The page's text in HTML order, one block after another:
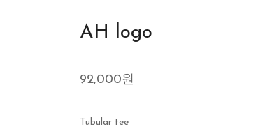
AH logo
92,000원
Tubular tee